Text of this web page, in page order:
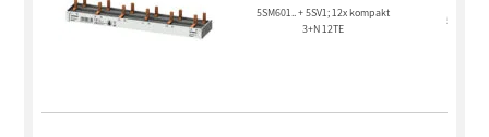
5SM601.. + 5SV1; 12x kompakt
3+N 12TE